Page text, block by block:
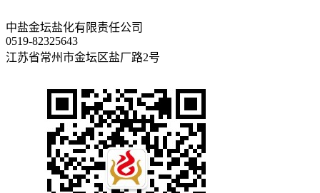
中盐金坛盐化有限责任公司
0519-82325643
江苏省常州市金坛区盐厂路2号